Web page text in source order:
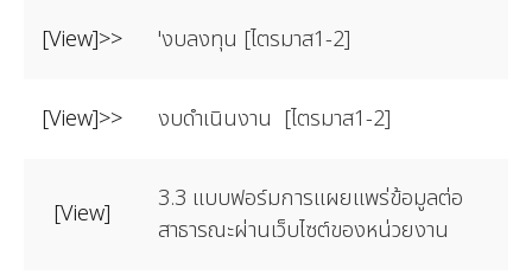
[View]>> 'งบลงทุน [ไตรมาส1-2]
[View]>> งบดำเนินงาน [ไตรมาส1-2]
[View]
3.3 แบบฟอร์มการแผยแพร่ข้อมูลต่อ
สาธารณะผ่านเว็บไซต์ของหน่วยงาน